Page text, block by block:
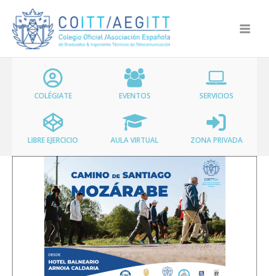
contenido
COLÉGIATE EVENTOS SERVICIOS
LIBRE EJERCICIO AULA VIRTUAL ZONA PRIVADA